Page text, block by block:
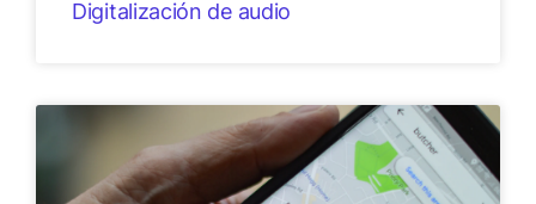
Digitalización de audio